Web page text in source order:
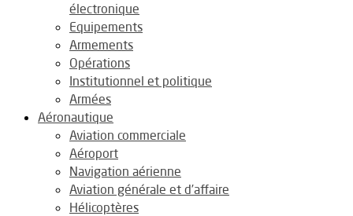
électronique
Equipements
Armements
Opérations
Institutionnel et politique
Armées
Aéronautique
Aviation commerciale
Aéroport
Navigation aérienne
Aviation générale et d’affaire
Hélicoptères